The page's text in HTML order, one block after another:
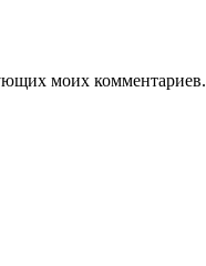
моих комментариев.